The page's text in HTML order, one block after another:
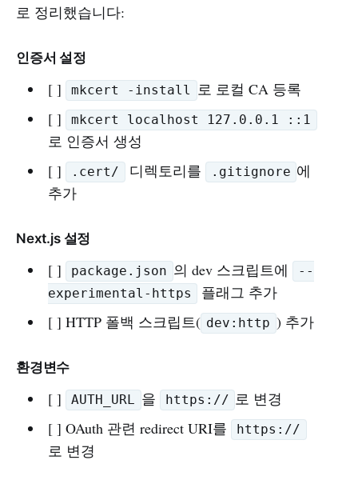
로 정리했습니다:
인증서 설정
[ ] mkcert -install 로 로컬 CA 등록
[ ]
mkcert localhost 127.0.0.1 ::1
로 인증서 생성
[ ]
.cert/ 디렉토리를 .gitignore 에
추가
Next.js 설정
[ ] package.json 의 dev 스크립트에
--
experimental-https
플래그 추가
[ ] HTTP 폴백 스크립트( dev:http ) 추가
환경변수
[ ] AUTH_URL 을 https:// 로 변경
[ ] OAuth 관련 redirect URI를
https://
로 변경